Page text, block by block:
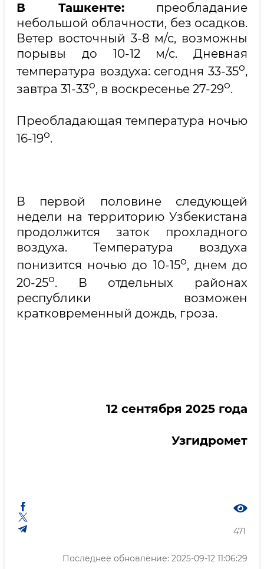
В Ташкенте:преобладание
небольшой облачности, без осадков.
Ветер восточный 3-8 м/с, возможны
порывы до 10-12 м/с. Дневная
температура воздуха: сегодня 33-35о,
завтра 31-33о, в воскресенье 27-29о.
Преобладающая температура ночью
16-19о.
В первой половине следующей
недели на территорию Узбекистана
продолжится заток прохладного
воздуха. Температура воздуха
понизится ночью до 10-15о, днем до
20-25о. В отдельных районах
республики возможен
кратковременный дождь, гроза.
12 сентября 2025 года
Узгидромет
471
Последнее обновление: 2025-09-12 11:06:29